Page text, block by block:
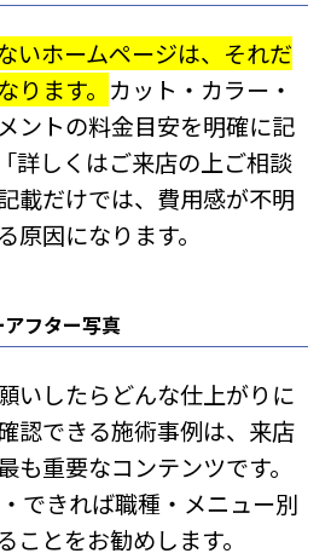
いホームページは、それだ
ります。 カット・カラー・
ントの料金目安を明確に記
詳しくはご来店の上ご相談
載だけでは、費用感が不明
原因になります。
フター写真
いしたらどんな仕上がりに
認できる施術事例は、来店
も重要なコンテンツです。
できれば職種・メニュー別
ことをお勧めします。